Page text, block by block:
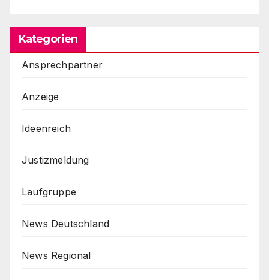
Kategorien
Ansprechpartner
Anzeige
Ideenreich
Justizmeldung
Laufgruppe
News Deutschland
News Regional